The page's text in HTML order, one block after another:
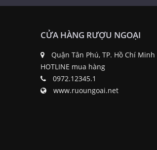
CỬA HÀNG RƯỢU NGOẠI
Quận Tân Phú, TP. Hồ Chí Minh
HOTLINE mua hàng
0972.12345.1
www.ruoungoai.net